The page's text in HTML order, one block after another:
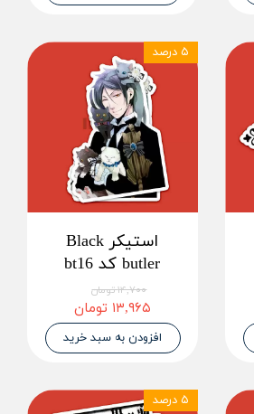
استیکر Black
butler کد bt16
۱۴,۷۰۰ تومان
۱۳,۹۶۵ تومان
افزودن به سبد خرید
۵ درصد
۵ درصد